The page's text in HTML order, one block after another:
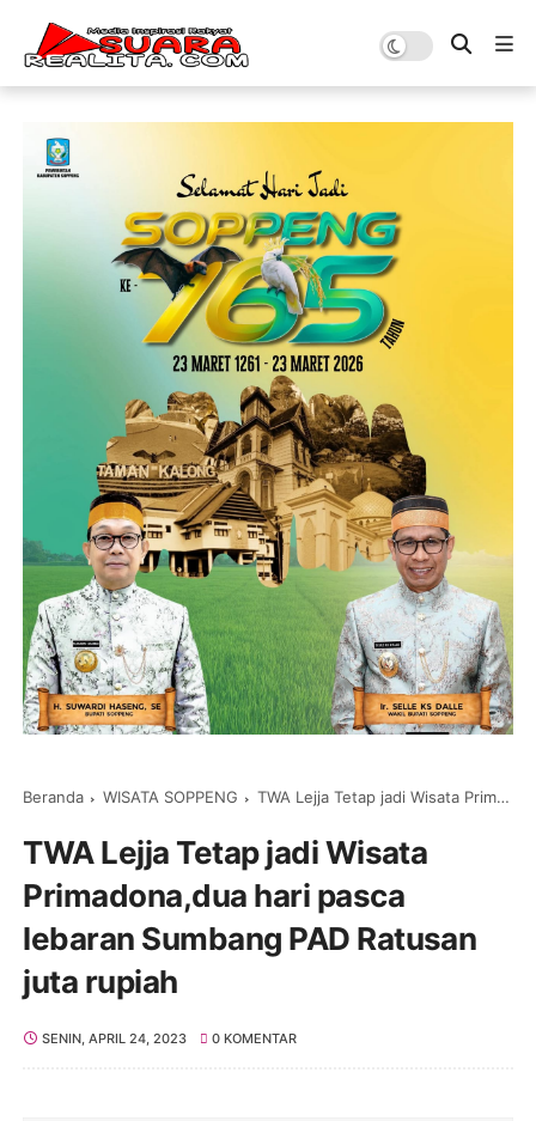
Beranda WISATA SOPPENG TWA Lejja Tetap jadi Wisata Primadona,dua hari pasca lebaran Sumbang PAD Ratusan juta rupiah
TWA Lejja Tetap jadi Wisata
Primadona,dua hari pasca
lebaran Sumbang PAD Ratusan
juta rupiah
SENIN, APRIL 24, 2023 0 KOMENTAR